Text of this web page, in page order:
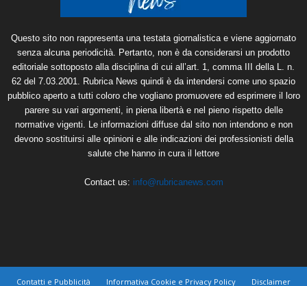
Questo sito non rappresenta una testata giornalistica e viene aggiornato
senza alcuna periodicità. Pertanto, non è da considerarsi un prodotto
editoriale sottoposto alla disciplina di cui all’art. 1, comma III della L. n.
62 del 7.03.2001. Rubrica News quindi è da intendersi come uno spazio
pubblico aperto a tutti coloro che vogliano promuovere ed esprimere il loro
parere su vari argomenti, in piena libertà e nel pieno rispetto delle
normative vigenti. Le informazioni diffuse dal sito non intendono e non
devono sostituirsi alle opinioni e alle indicazioni dei professionisti della
salute che hanno in cura il lettore
Contact us: info@rubricanews.com
Contatti e Pubblicità Informativa Cookie e Privacy Policy Disclaimer